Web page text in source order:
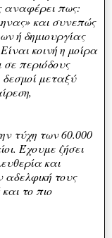
αναφέρει πως:
και συνεπώς
ή δημιουργίας
κοινή η μοίρα
σε περιόδους
δεσμοί μεταξύ
τύχη των 60.000
Έχουμε ζήσει
και
τους
το πιο